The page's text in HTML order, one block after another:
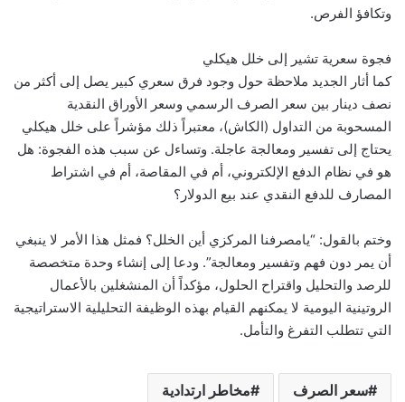
وتكافؤ الفرص.
فجوة سعرية تشير إلى خلل هيكلي
كما أثار الجديد ملاحظة حول وجود فرق سعري كبير يصل إلى أكثر من
نصف دينار بين سعر الصرف الرسمي وسعر الأوراق النقدية
المسحوبة من التداول (الكاش)، معتبراً ذلك مؤشراً على خلل هيكلي
يحتاج إلى تفسير ومعالجة عاجلة. وتساءل عن سبب هذه الفجوة: هل
هو في نظام الدفع الإلكتروني، أم في المقاصة، أم في اشتراط
المصارف للدفع النقدي عند بيع الدولار؟
وختم بالقول: “يامصرفنا المركزي أين الخلل؟ فمثل هذا الأمر لا ينبغي
أن يمر دون فهم وتفسير ومعالجة”. ودعا إلى إنشاء وحدة متخصصة
للرصد والتحليل واقتراح الحلول، مؤكداً أن المنشغلين بالأعمال
الروتينية اليومية لا يمكنهم القيام بهذه الوظيفة التحليلية الاستراتيجية
التي تتطلب التفرغ والتأمل.
سعر الصرف مخاطر ارتدادية